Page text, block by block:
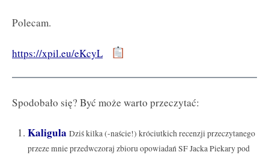
Polecam.
https://xpil.eu/eKcyL
Spodobało się? Być może warto przeczytać:
Kaligula Dziś kilka (-naście!) króciutkich recenzji przeczytanego
przeze mnie przedwczoraj zbioru opowiadań SF Jacka Piekary pod